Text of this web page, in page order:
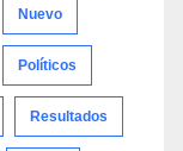
Nuevo
Políticos
Resultados